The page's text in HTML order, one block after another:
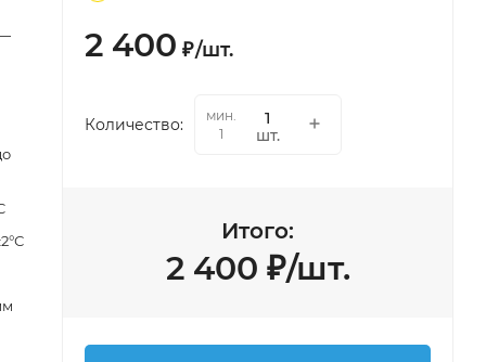
2 400 ₽/шт.
Количество:
мин.
1
шт.
Итого:
2 400 ₽/шт.